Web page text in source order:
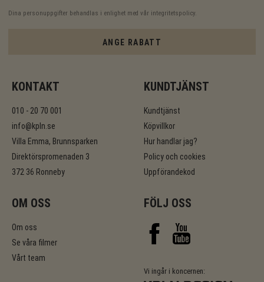
Dina personuppgifter behandlas i enlighet med vår integritetspolicy
ANGE RABATT
KONTAKT
010 - 20 70 001
info@kpln.se
Villa Emma, Brunnsparken
Direktörspromenaden 3
372 36 Ronneby
KUNDTJÄNST
Kundtjänst
Köpvillkor
Hur handlar jag?
Policy och cookies
Uppförandekod
OM OSS
Om oss
Se våra filmer
Vårt team
FÖLJ OSS
Vi ingår i koncernen: